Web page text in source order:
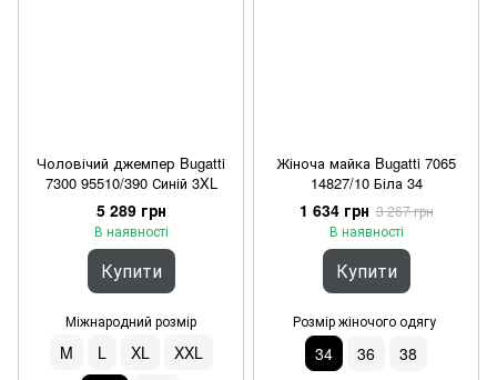
Чоловічий джемпер Bugatti
7300 95510/390 Синій 3XL
5 289 грн
В наявності
Купити
Міжнародний розмір
M L XL
XXL
Жіноча майка Bugatti 7065
14827/10 Біла 34
1 634 грн 3 267 грн
В наявності
Купити
Розмір жіночого одягу
34 36 38